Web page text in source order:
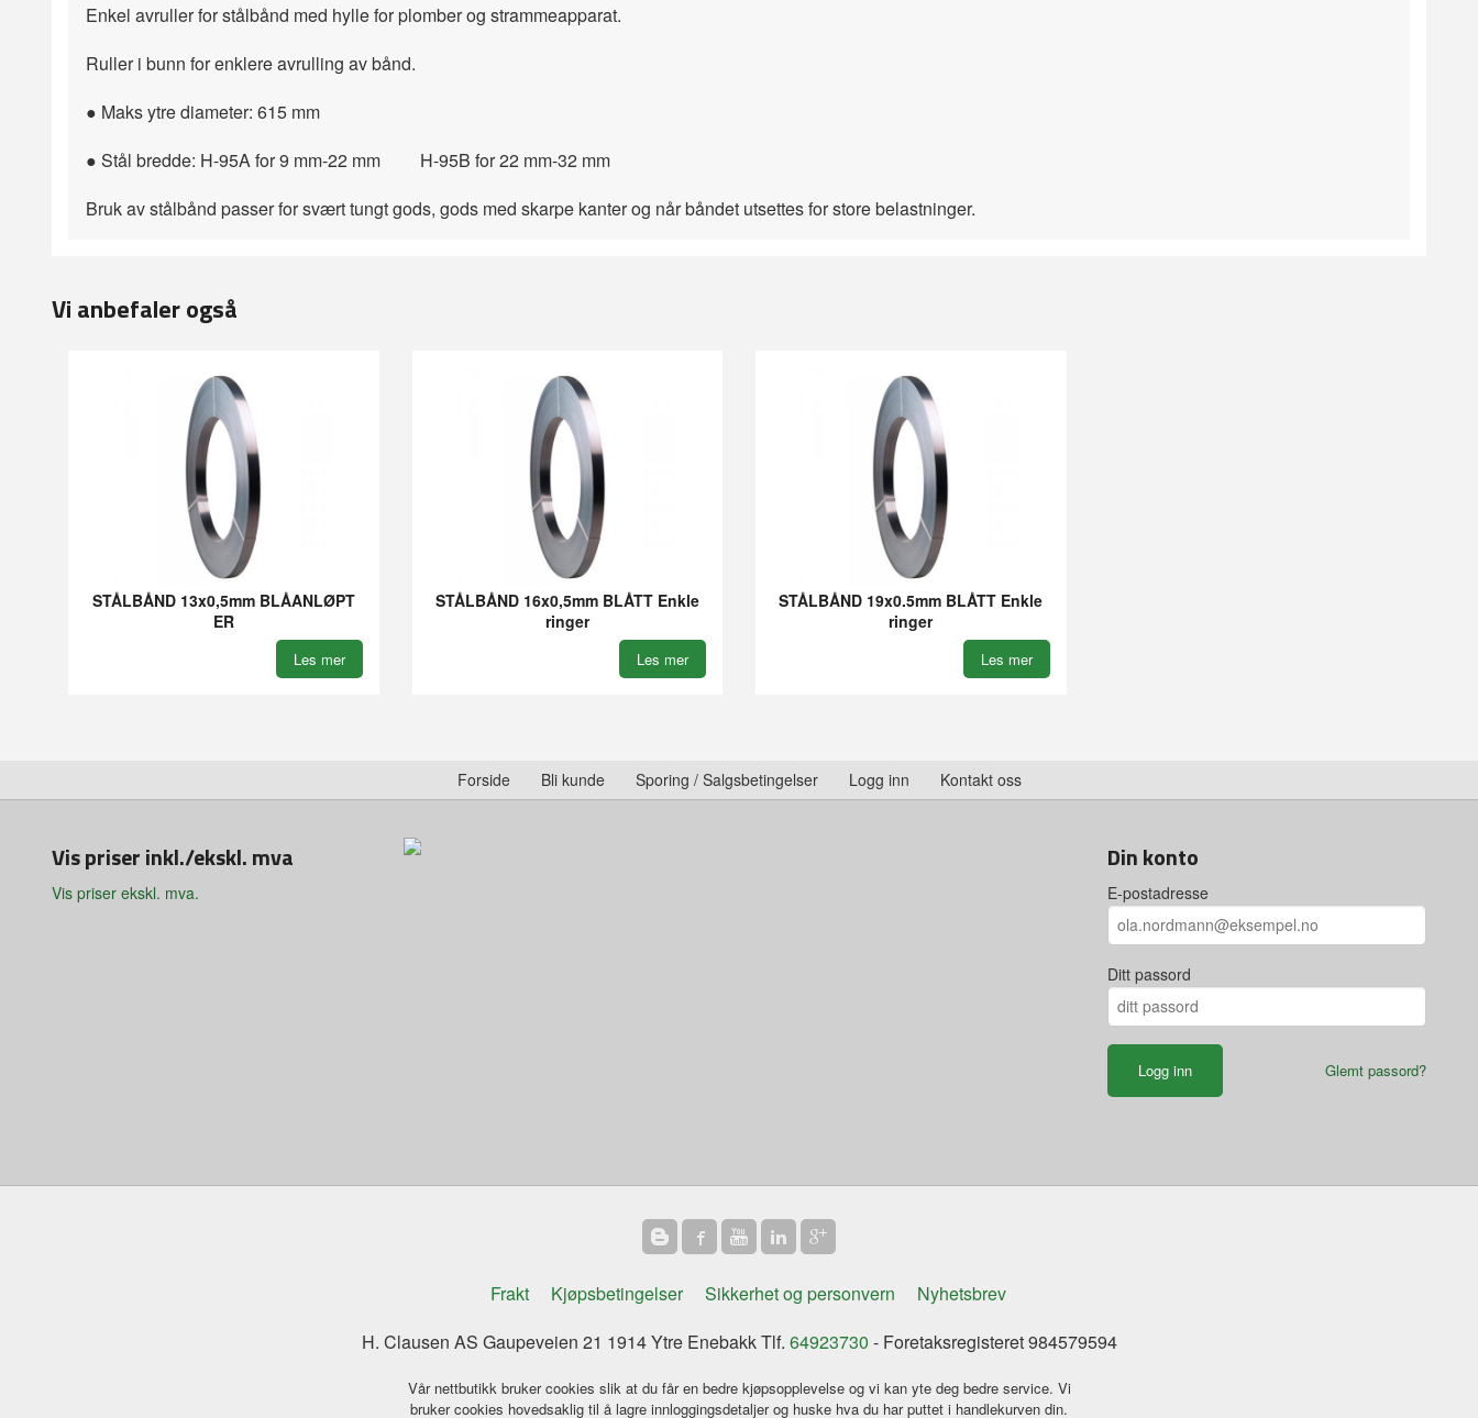
Enkel avruller for stålbånd med hylle for plomber og strammeapparat.
Ruller i bunn for enklere avrulling av bånd.
● Maks ytre diameter: 615 mm
● Stål bredde: H-95A for 9 mm-22 mm H-95B for 22 mm-32 mm
Bruk av stålbånd passer for svært tungt gods, gods med skarpe kanter og når båndet utsettes for store belastninger.
Vi anbefaler også
STÅLBÅND 13x0,5mm BLÅANLØPT
ER
Les mer
STÅLBÅND 16x0,5mm BLÅTT Enkle
ringer
Les mer
STÅLBÅND 19x0.5mm BLÅTT Enkle
ringer
Les mer
Forside Bli kunde Sporing / Salgsbetingelser Logg inn Kontakt oss
Vis priser inkl./ekskl. mva
Vis priser ekskl. mva.
Din konto
E-postadresse
Ditt passord
Glemt passord?
Frakt Kjøpsbetingelser Sikkerhet og personvern
Nyhetsbrev
H. Clausen AS Gaupeveien 21 1914 Ytre Enebakk Tlf. 64923730 - Foretaksregisteret 984579594
Vår nettbutikk bruker cookies slik at du får en bedre kjøpsopplevelse og vi kan yte deg bedre service. Vi
bruker cookies hovedsaklig til å lagre innloggingsdetaljer og huske hva du har puttet i handlekurven din.